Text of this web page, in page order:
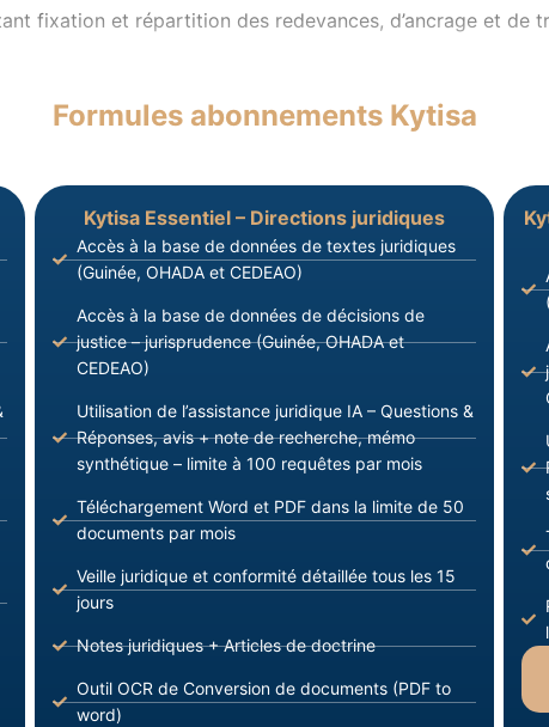
fixation et répartition des redevances, d’ancrage et de
Formules abonnements Kytisa
Kytisa Essentiel – Directions juridiques
Accès à la base de données de textes juridiques
(Guinée, OHADA et CEDEAO)
Accès à la base de données de décisions de
justice – jurisprudence (Guinée, OHADA et
CEDEAO)
Utilisation de l’assistance juridique IA – Questions &
Réponses, avis + note de recherche, mémo
synthétique – limite à 100 requêtes par mois
Téléchargement Word et PDF dans la limite de 50
documents par mois
Veille juridique et conformité détaillée tous les 15
jours
Notes juridiques + Articles de doctrine
Outil OCR de Conversion de documents (PDF to
word)